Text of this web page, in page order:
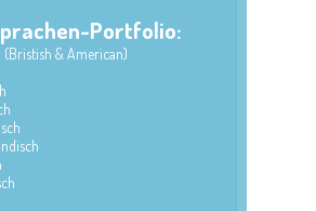
Portfolio:
(Bristish & American)